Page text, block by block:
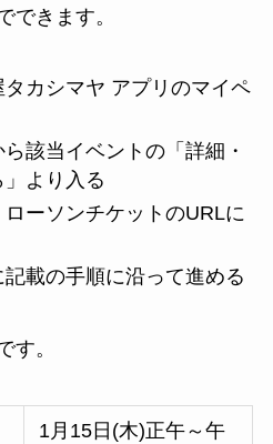
できます。
カシマヤ アプリのマイペ
該当イベントの「詳細・
より入る
ーソンチケットのURLに
載の手順に沿って進める
す。
1月15日(木)正午～午